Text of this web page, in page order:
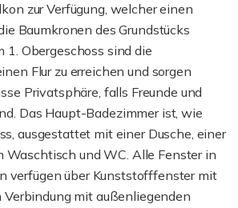
zur Verfügung, welcher einen
Baumkronen des Grundstücks
1. Obergeschoss sind die
Flur zu erreichen und sorgen
Privatsphäre, falls Freunde und
Das Haupt-Badezimmer ist, wie
ausgestattet mit einer Dusche, einer
Waschtisch und WC. Alle Fenster in
verfügen über Kunststofffenster mit
Verbindung mit außenliegenden